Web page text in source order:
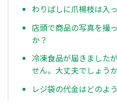
わりばしに爪楊枝は入
店頭で商品の写真を撮
か？
冷凍食品が届きました
せん。大丈夫でしょう
レジ袋の代金はどのよ